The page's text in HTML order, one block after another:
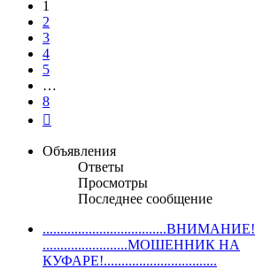
1
2
3
4
5
…
8
Объявления
Ответы
Просмотры
Последнее сообщение
...................................ВНИМАНИЕ!
........................МОШЕННИК НА
КУФАРЕ!................................